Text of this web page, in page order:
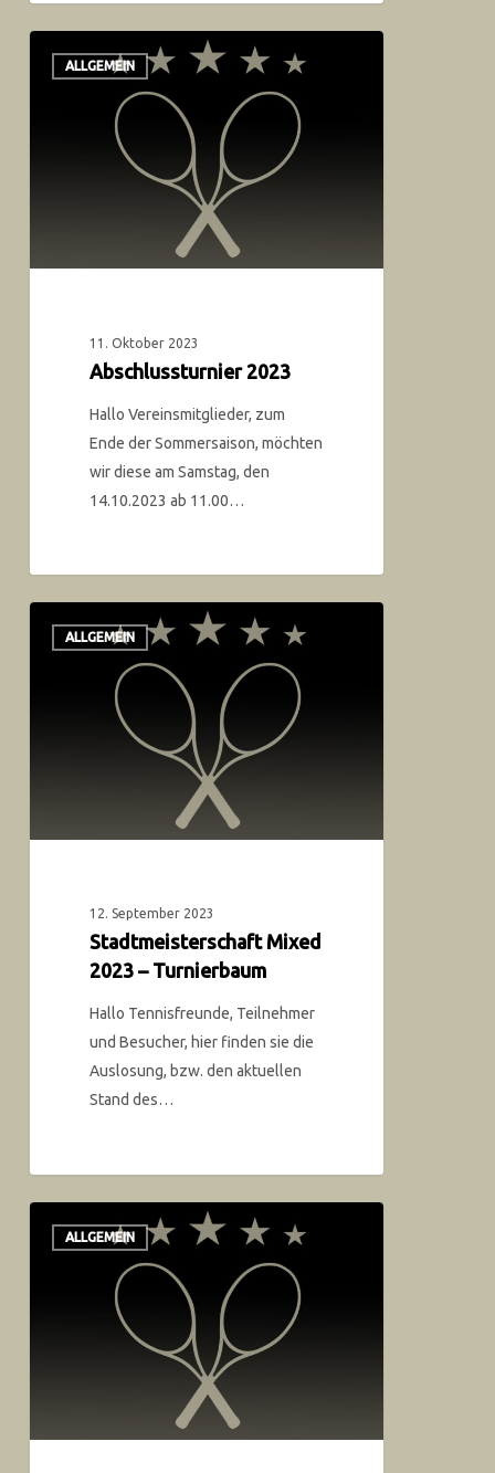
ALLGEMEIN
11. Oktober 2023
Abschlussturnier 2023
Hallo Vereinsmitglieder, zum
Ende der Sommersaison, möchten
wir diese am Samstag, den
14.10.2023 ab 11.00…
ALLGEMEIN
12. September 2023
Stadtmeisterschaft Mixed
2023 – Turnierbaum
Hallo Tennisfreunde, Teilnehmer
und Besucher, hier finden sie die
Auslosung, bzw. den aktuellen
Stand des…
ALLGEMEIN